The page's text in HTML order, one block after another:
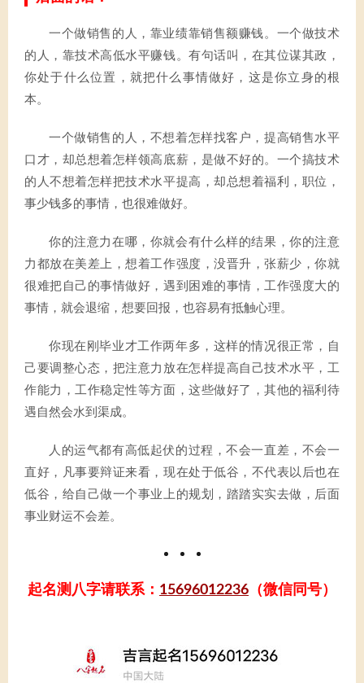
一个做销售的人，靠业绩靠销售额赚钱。一个做技术
的人，靠技术高低水平赚钱。有句话叫，在其位谋其政，
你处于什么位置，就把什么事情做好，这是你立身的根
本。
一个做销售的人，不想着怎样找客户，提高销售水平
口才，却总想着怎样领高底薪，是做不好的。一个搞技术
的人不想着怎样把技术水平提高，却总想着福利，职位，
事少钱多的事情，也很难做好。
你的注意力在哪，你就会有什么样的结果，你的注意
力都放在美差上，想着工作强度，没晋升，张薪少，你就
很难把自己的事情做好，遇到困难的事情，工作强度大的
事情，就会退缩，想要回报，也容易有抵触心理。
你现在刚毕业才工作两年多，这样的情况很正常，自
己要调整心态，把注意力放在怎样提高自己技术水平，工
作能力，工作稳定性等方面，这些做好了，其他的福利待
遇自然会水到渠成。
人的运气都有高低起伏的过程，不会一直差，不会一
直好，凡事要辩证来看，现在处于低谷，不代表以后也在
低谷，给自己做一个事业上的规划，踏踏实实去做，后面
事业财运不会差。
起名测八字请联系： 15696012236 （微信同号）